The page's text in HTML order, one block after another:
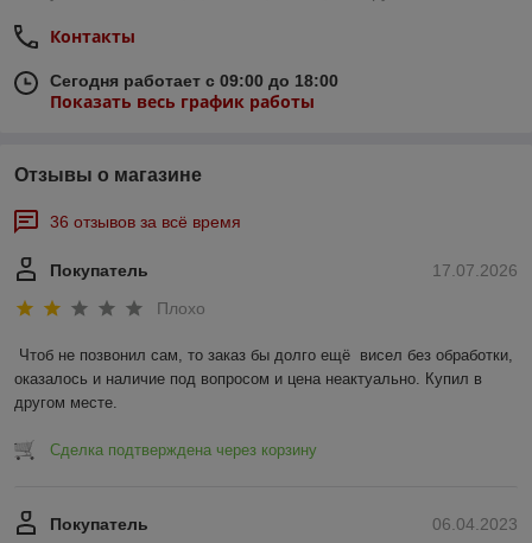
Контакты
Сегодня работает с 09:00 до 18:00
Показать весь график работы
Отзывы о магазине
36 отзывов за всё время
17.07.2026
Покупатель
Плохо
Чтоб не позвонил сам, то заказ бы долго ещё  висел без обработки,
оказалось и наличие под вопросом и цена неактуально. Купил в
другом месте.
Сделка подтверждена через корзину
06.04.2023
Покупатель